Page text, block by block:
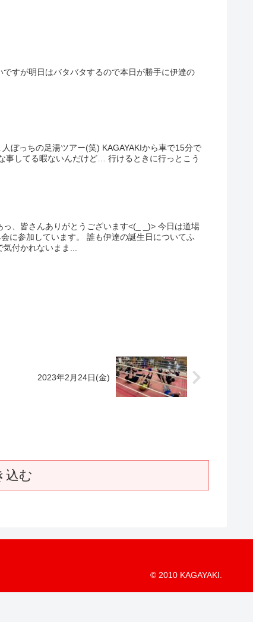
すが明日はバタバタするので本日が勝手に伊達の
ぼっちの足湯ツアー(笑) KAGAYAKIから車で15分で
事してる暇ないんだけど… 行けるときに行っとこう
、皆さんありがとうございます<(_ _)> 今日は道場
に参加しています。 誰も伊達の誕生日についてふ
付かれないまま...
2023年2月24日(金)
込む
© 2010 KAGAYAKI.